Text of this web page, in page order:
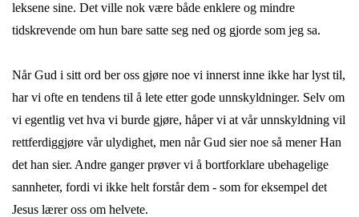
leksene sine. Det ville nok være både enklere og mindre
tidskrevende om hun bare satte seg ned og gjorde som jeg sa.
Når Gud i sitt ord ber oss gjøre noe vi innerst inne ikke har lyst til,
har vi ofte en tendens til å lete etter gode unnskyldninger. Selv om
vi egentlig vet hva vi burde gjøre, håper vi at vår unnskyldning vil
rettferdiggjøre vår ulydighet, men når Gud sier noe så mener Han
det han sier. Andre ganger prøver vi å bortforklare ubehagelige
sannheter, fordi vi ikke helt forstår dem - som for eksempel det
Jesus lærer oss om helvete.